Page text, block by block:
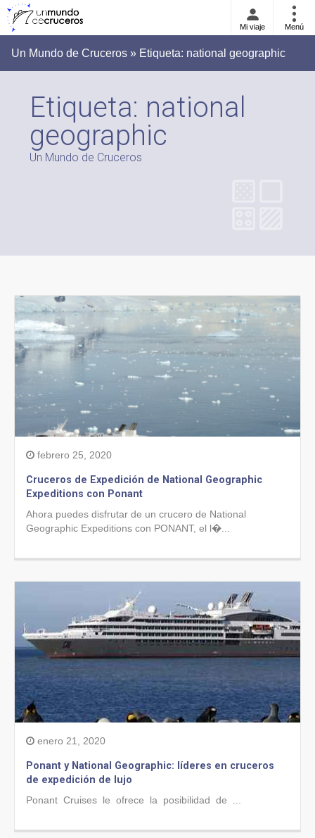
Mi viaje Menú
Un Mundo de Cruceros » Etiqueta: national geographic
Etiqueta: national
geographic
Un Mundo de Cruceros
febrero 25, 2020
Cruceros de Expedición de National Geographic
Expeditions con Ponant
Ahora puedes disfrutar de un crucero de National
Geographic Expeditions con PONANT, el l�...
enero 21, 2020
Ponant y National Geographic: líderes en cruceros
de expedición de lujo
Ponant Cruises le ofrece la posibilidad de ...